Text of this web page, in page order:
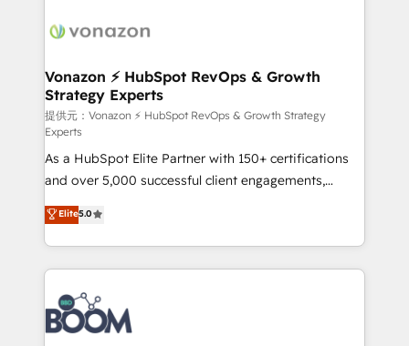
delà d’une simple transformation digitale et des
➤ L’intégration de CRM et de méthodologie RevOps
pour aligner les équipes marketing, commerciales et
support client (data migration, synchronisation API,
audit et maintenance) ➤ La création de sites internet
de conversion qui transforment les visiteurs en
opportunités d'affaires ➤ La mise en place de
stratégies d'acquisition marketing (SEO, SEA,
inbound, automatisation marketing, ABM, IA,
emailing) Informations clés : - 10 ans d'expérience -
100+ intégrations CRM HubSpot réussies - 40
experts conseil - 150 certifications HubSpot
cumulées
Vonazon ⚡ HubSpot RevOps & Growth
Strategy Experts
提供元：Vonazon ⚡ HubSpot RevOps & Growth Strategy
Experts
As a HubSpot Elite Partner with 150+ certifications
and over 5,000 successful client engagements,
Vonazon turns marketing complexity into
measurable, scalable growth. From onboarding to
enterprise-grade campaigns, our in-house team
builds scalable strategies that drive long-term
revenue. ⚙️ HubSpot Integration & Optimization •
Seamless CRM, CMS, and automation setup •
Complex platform migrations and data cleanups •
Elite5.0